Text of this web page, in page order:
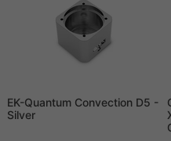
EK-Quantum Convection D5 -
Silver